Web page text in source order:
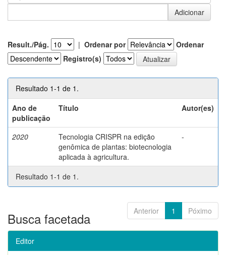
Result./Pág. | Ordenar por
Ordenar
Registro(s)
Resultado 1-1 de 1.
Ano de
publicação
Título Autor(es)
2020
Tecnologia CRISPR na edição
genômica de plantas: biotecnologia
aplicada à agricultura.
-
Resultado 1-1 de 1.
Anterior 1 Póximo
Busca facetada
Editor